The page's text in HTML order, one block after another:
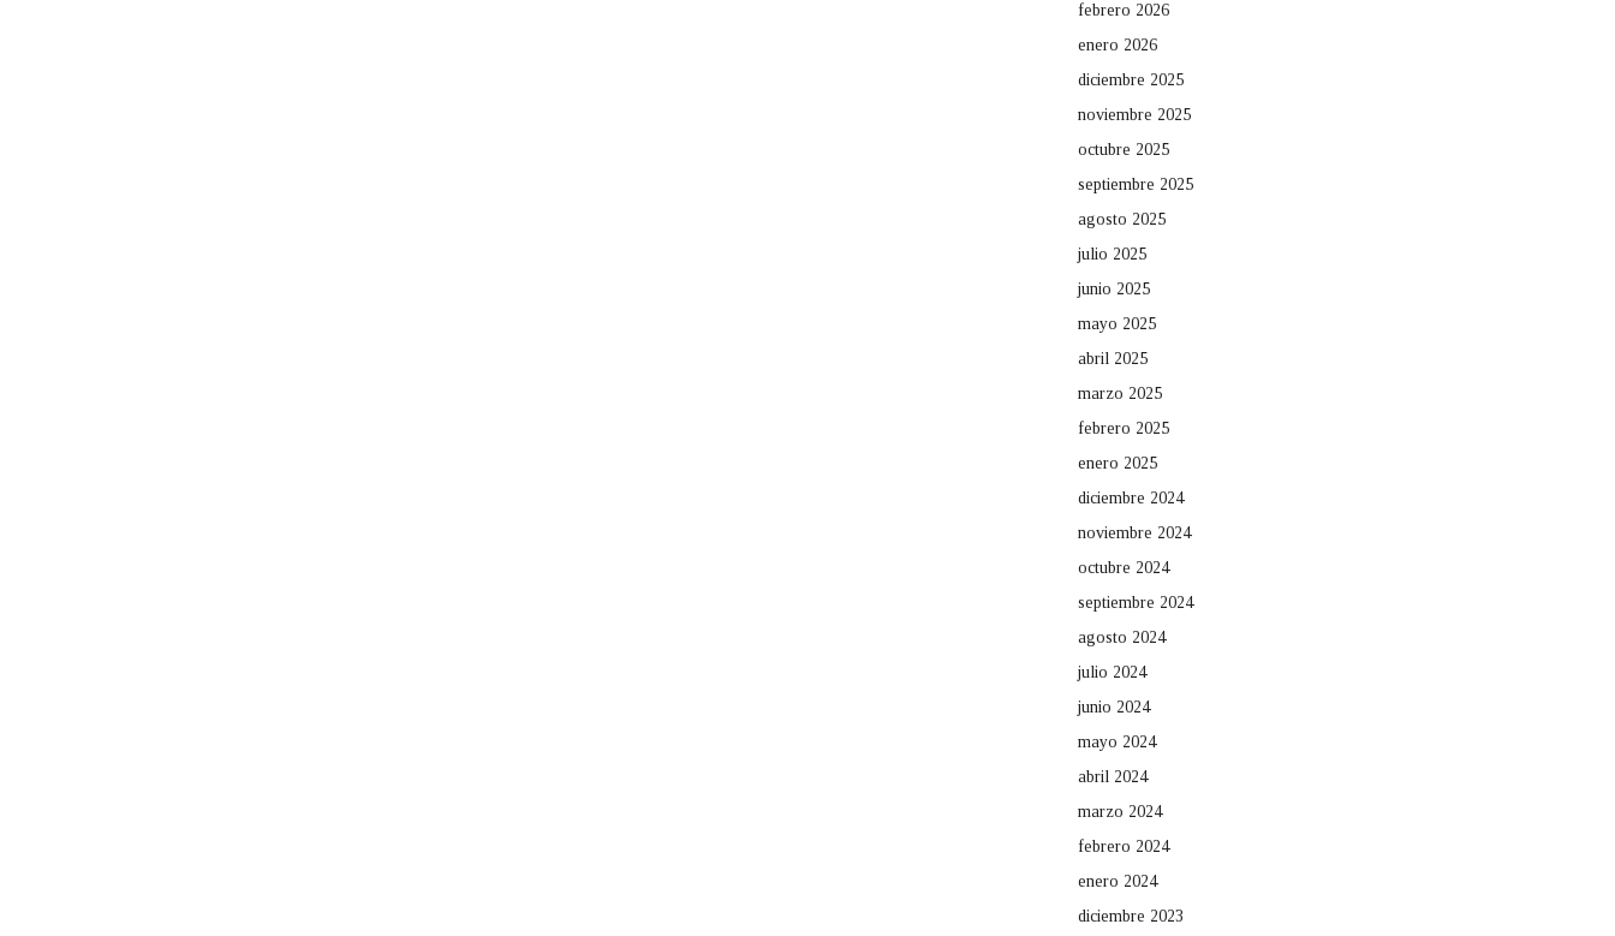
febrero 2026
enero 2026
diciembre 2025
noviembre 2025
octubre 2025
septiembre 2025
agosto 2025
julio 2025
junio 2025
mayo 2025
abril 2025
marzo 2025
febrero 2025
enero 2025
diciembre 2024
noviembre 2024
octubre 2024
septiembre 2024
agosto 2024
julio 2024
junio 2024
mayo 2024
abril 2024
marzo 2024
febrero 2024
enero 2024
diciembre 2023